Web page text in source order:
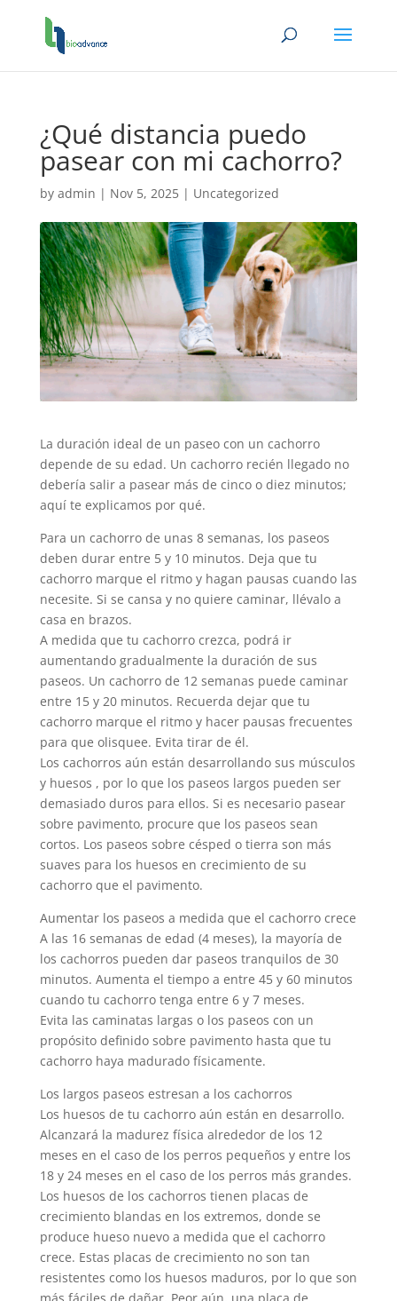
¿Qué distancia puedo
pasear con mi cachorro?
by admin | Nov 5, 2025| Uncategorized
La duración ideal de un paseo con un cachorro
depende de su edad. Un cachorro recién llegado no
debería salir a pasear más de cinco o diez minutos;
aquí te explicamos por qué.
Para un cachorro de unas 8 semanas, los paseos
deben durar entre 5 y 10 minutos. Deja que tu
cachorro marque el ritmo y hagan pausas cuando las
necesite. Si se cansa y no quiere caminar, llévalo a
casa en brazos.
A medida que tu cachorro crezca, podrá ir
aumentando gradualmente la duración de sus
paseos. Un cachorro de 12 semanas puede caminar
entre 15 y 20 minutos. Recuerda dejar que tu
cachorro marque el ritmo y hacer pausas frecuentes
para que olisquee. Evita tirar de él.
Los cachorros aún están desarrollando sus músculos
y huesos , por lo que los paseos largos pueden ser
demasiado duros para ellos. Si es necesario pasear
sobre pavimento, procure que los paseos sean
cortos. Los paseos sobre césped o tierra son más
suaves para los huesos en crecimiento de su
cachorro que el pavimento.
Aumentar los paseos a medida que el cachorro crece
A las 16 semanas de edad (4 meses), la mayoría de
los cachorros pueden dar paseos tranquilos de 30
minutos. Aumenta el tiempo a entre 45 y 60 minutos
cuando tu cachorro tenga entre 6 y 7 meses.
Evita las caminatas largas o los paseos con un
propósito definido sobre pavimento hasta que tu
cachorro haya madurado físicamente.
Los largos paseos estresan a los cachorros
Los huesos de tu cachorro aún están en desarrollo.
Alcanzará la madurez física alrededor de los 12
meses en el caso de los perros pequeños y entre los
18 y 24 meses en el caso de los perros más grandes.
Los huesos de los cachorros tienen placas de
crecimiento blandas en los extremos, donde se
produce hueso nuevo a medida que el cachorro
crece. Estas placas de crecimiento no son tan
resistentes como los huesos maduros, por lo que son
más fáciles de dañar. Peor aún, una placa de